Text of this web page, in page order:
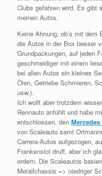
Clubs gefahren wird. Es gibt
meinen Autos.
Keine Ahnung, ob’s mit dem
die Autos in der Box besser
Grundpackungen, auf jeden
geschmeidiger mit einem
bei allen Autos ein kleines
Ölen, Getriebe Schmieren,
usw.).
Ich wollt aber trotzdem
Rennauto anfühlt und habe
entschlossen, den
von Scaleauto samt
Carrera-Autos aufgezogen,
Frankenslot druff, aber ich
ordern. Die Scaleautos
Metallchassis => niedriger